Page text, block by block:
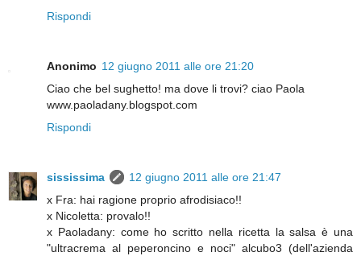
Rispondi
Anonimo 12 giugno 2011 alle ore 21:20
Ciao che bel sughetto! ma dove li trovi? ciao Paola
www.paoladany.blogspot.com
Rispondi
sississima
12 giugno 2011 alle ore 21:47
x Fra: hai ragione proprio afrodisiaco!!
x Nicoletta: provalo!!
x Paoladany: come ho scritto nella ricetta la salsa è una
"ultracrema al peperoncino e noci" alcubo3 (dell'azienda